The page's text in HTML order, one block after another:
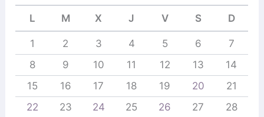
r
L M X J V S D
1 2 3 4 5 6
7
8
9 10 11 12 13
14
15
16 17 18 19 20
21
22
23 24 25 26 27
28